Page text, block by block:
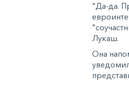
"Да-да.
Лукаш.
Она